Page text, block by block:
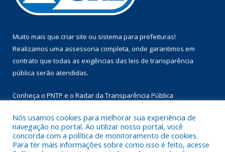
Muito mais que criar site ou sistema para prefeituras!
Realizamos uma assessoria completa, onde garantimos em
contrato que todas as exigências das leis de transparência
pública serão atendidas.
Conheça o PNTP e o Radar da Transparência Pública
Todos os direitos reservados a Prefeitura Municipal de Floresta
Nós usamos cookies para melhorar sua experiência de
navegação no portal. Ao utilizar nosso portal, você
concorda com a política de monitoramento de cookies.
Para ter mais informações sobre como isso é feito, acesse